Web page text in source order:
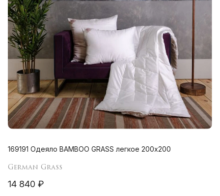
169191 Одеяло BAMBOO GRASS легкое 200х200
German Grass
14 840 ₽